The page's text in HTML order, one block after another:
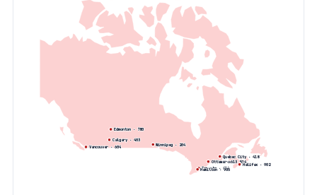
Toronto·416
Montreal·514
Vancouver·604
Calgary· 403
Edmonton· 780
Ottawa·613
Winnipeg · 204
Quebec City· 418
Hamilton ·905
Halifax· 902